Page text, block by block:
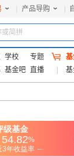
产品导购
简拼
学校
专题
基金吧 直播